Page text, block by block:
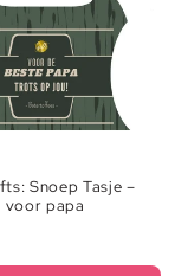
Snoep Tasje –
voor papa